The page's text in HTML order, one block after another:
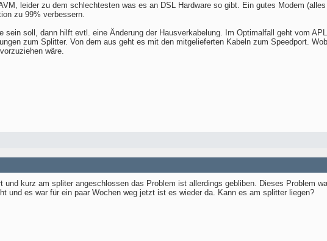
leider zu dem schlechtesten was es an DSL Hardware so gibt. Ein gutes Modem
zu 99% verbessern.
sein soll, dann hilft evtl. eine Änderung der Hausverkabelung. Im Optimalfall geht vom
zum Splitter. Von dem aus geht es mit den mitgelieferten Kabeln zum Speedport.
wäre.
und kurz am spliter angeschlossen das Problem ist allerdings gebliben. Dieses Problem
und es war für ein paar Wochen weg jetzt ist es wieder da. Kann es am splitter liegen?